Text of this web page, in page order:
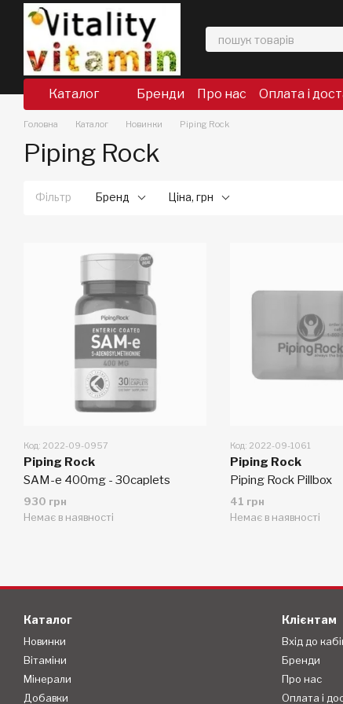
Перейти до основного контенту
Каталог Бренди Про нас Оплата і
Головна Каталог Новинки Piping Rock
Piping Rock
Фільтр Бренд Ціна, грн
Код: 2022-09-0957
Piping Rock
SAM-e 400mg - 30caplets
930 грн
Немає в наявності
Код: 2022-09-1061
Piping Rock
Piping Rock Pillbox
41 грн
Немає в наявності
Каталог
Новинки
Вітаміни
Мінерали
Добавки
Клієнтам
Вхід до
Бренди
Про нас
Оплата і